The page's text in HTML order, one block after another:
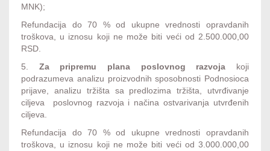
MNK);
Refundacija do 70 % od ukupne vrednosti opravdanih
troškova, u iznosu koji ne može biti veći od 2.500.000,00
RSD.
5.
Za pripremu plana poslovnog razvoja koji
podrazumeva analizu proizvodnih sposobnosti Podnosioca
prijave, analizu tržišta sa predlozima tržišta, utvrđivanje
ciljeva poslovnog razvoja i načina ostvarivanja utvrđenih
ciljeva.
Refundacija do 70 % od ukupne vrednosti opravdanih
troškova, u iznosu koji ne može biti veći od 3.000.000,00